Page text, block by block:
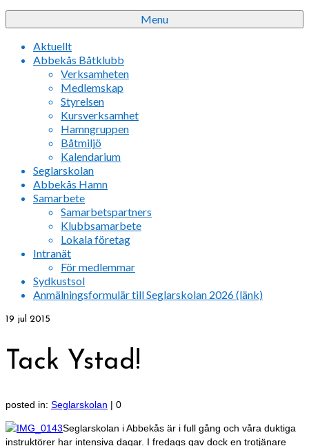
Menu
Aktuellt
Abbekås Båtklubb
Verksamheten
Medlemskap
Styrelsen
Kursverksamhet
Hamngruppen
Båtmiljö
Kalendarium
Seglarskolan
Abbekås Hamn
Samarbete
Samarbetspartners
Klubbsamarbete
Lokala företag
Intranät
För medlemmar
Sydkustsol
Anmälningsformulär till Seglarskolan 2026 (länk)
19 jul 2015
Tack Ystad!
posted in: Seglarskolan | 0
Seglarskolan i Abbekås är i full gång och våra duktiga
instruktörer har intensiva dagar. I fredags gav dock en trotjänare